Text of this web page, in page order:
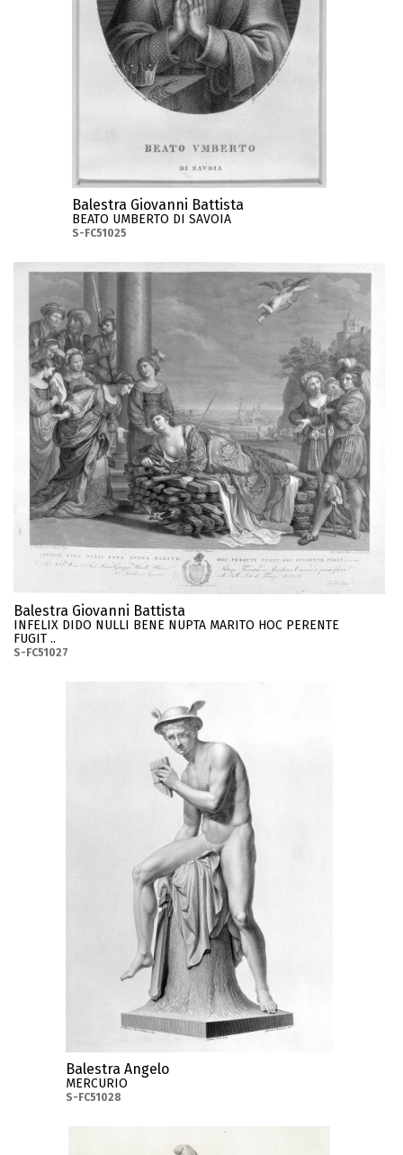
Balestra Giovanni Battista
BEATO UMBERTO DI SAVOIA
S-FC51025
Balestra Giovanni Battista
INFELIX DIDO NULLI BENE NUPTA MARITO HOC PERENTE
FUGIT ..
S-FC51027
Balestra Angelo
MERCURIO
S-FC51028